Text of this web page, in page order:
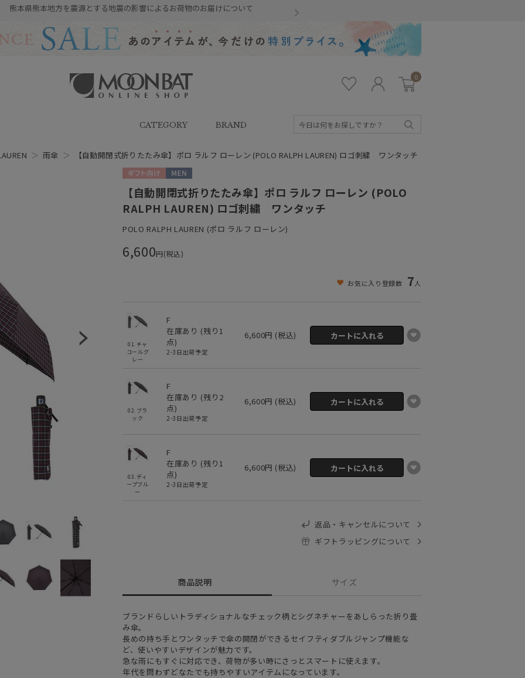
熊本県熊本地方を震源とする地震の影響によるお荷物のお届けについて
SHOP（ムーンバットオンラインシ
イ
ン
0
CATEGORY BRAND
＞ 雨傘 ＞ 【自動開閉式折りたたみ傘】ポロ ラルフ ローレン (POLO RALPH LAUREN) ロゴ刺繍 ワンタッチ
【自動開閉式折りたたみ傘】ポロ ラルフ ローレン (POLO
RALPH LAUREN) ロゴ刺繍 ワンタッチ
POLO RALPH LAUREN (ポロ ラルフ ローレン)
6,600円(税込)
お気に入り登録数 7人
01.チャ
コールグ
レー
F
在庫あり (残り1
点)
2-3日出荷予定
6,600円 (税込)
02.ブラ
ック
F
在庫あり (残り 2
点)
2-3日出荷予定
6,600円 (税込)
03.ディ
ープブル
ー
F
在庫あり (残り1
点)
2-3日出荷予定
6,600円 (税込)
返品・キャンセルについて
ギフトラッピングについて
商品説明 サイズ
ブランドらしいトラディショナルなチェック柄とシグネチャーをあしらった折り畳
み傘。
長めの持ち手とワンタッチで傘の開閉ができるセイフティダブルジャンプ機能な
ど、使いやすいデザインが魅力です。
急な雨にもすぐに対応でき、荷物が多い時にさっとスマートに使えます。
年代を問わずどなたでも持ちやすいアイテムになっています。